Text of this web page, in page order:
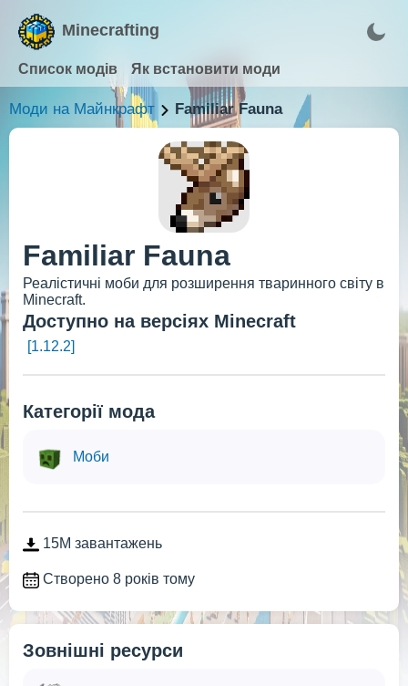
Minecrafting
Список модів Як встановити моди
Моди на Майнкрафт Familiar Fauna
Familiar Fauna
Реалістичні моби для розширення тваринного світу в
Minecraft.
Доступно на версіях Minecraft
[1.12.2]
Категорії мода
Моби
15M завантажень
Створено 8 років тому
Зовнішні ресурси